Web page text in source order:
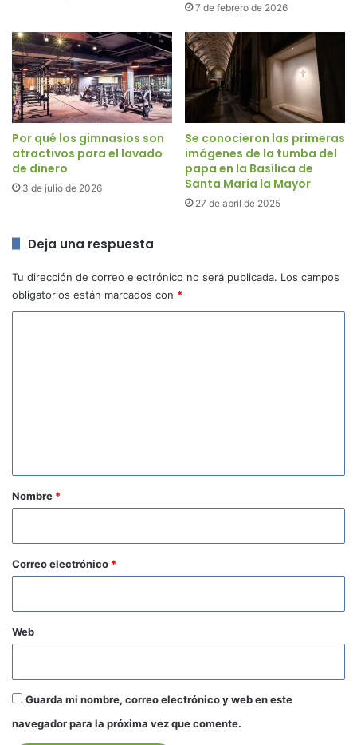
7 de febrero de 2026
Por qué los gimnasios son
atractivos para el lavado
de dinero
3 de julio de 2026
Se conocieron las primeras
imágenes de la tumba del
papa en la Basílica de
Santa María la Mayor
27 de abril de 2025
Deja una respuesta
Tu dirección de correo electrónico no será publicada. Los campos
obligatorios están marcados con *
r
*
Nombre *
Correo electrónico *
Web
Guarda mi nombre, correo electrónico y web en este
navegador para la próxima vez que comente.